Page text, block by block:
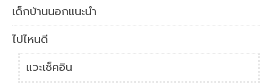
เด็กบ้านนอกแนะนำ
ไปไหนดี
แวะเช็คอิน